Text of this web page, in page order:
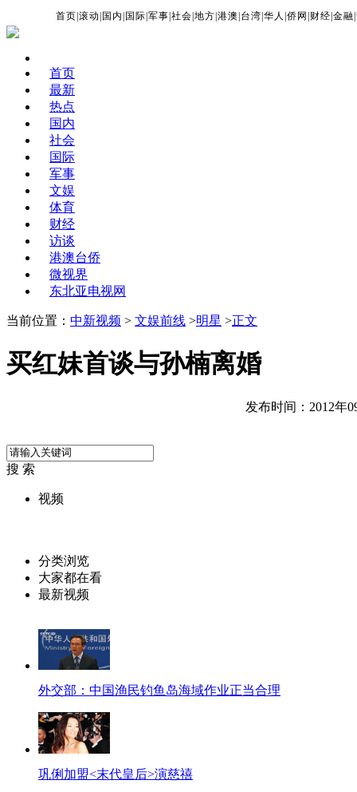
首页 |滚动 国内 国际 |军事 |社会 |地方 |港澳 台湾 |华人 |侨网 财经 |金融 |
首页
最新
热点
国内
社会
国际
军事
文娱
体育
财经
访谈
港澳台侨
微视界
东北亚电视网
当前位置： 中新视频 > 文娱前线 >明星 >正文
买红妹首谈与孙楠离婚
发布时间：2012年
搜 索
视频
分类浏览
大家都在看
最新视频
外交部：中国渔民钓鱼岛海域作业正当合理
巩俐加盟<末代皇后>演慈禧